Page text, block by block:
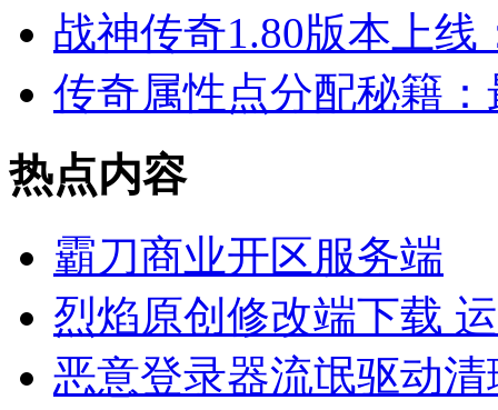
战神传奇1.80版本上线
传奇属性点分配秘籍
热点内容
霸刀商业开区服务端
烈焰原创修改端下载
恶意登录器流氓驱动